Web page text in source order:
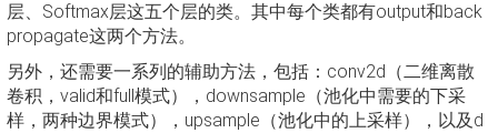
层、Softmax层这五个层的类。其中每个类都有output和back
propagate这两个方法。
另外，还需要一系列的辅助方法，包括：conv2d（二维离散
卷积，valid和full模式），downsample（池化中需要的下采
样，两种边界模式），upsample（池化中的上采样），以及d